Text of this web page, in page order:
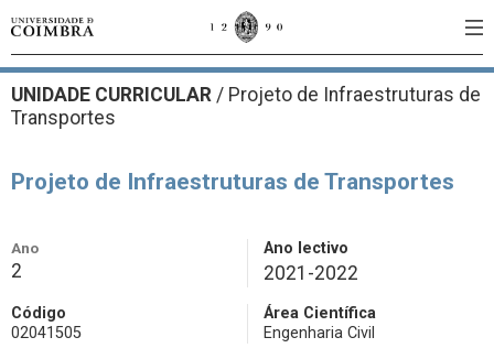
UNIDADE CURRICULAR / Projeto de Infraestruturas de
Transportes
Projeto de Infraestruturas de Transportes
Ano
2
Ano lectivo
2021-2022
Código
02041505
Área Científica
Engenharia Civil